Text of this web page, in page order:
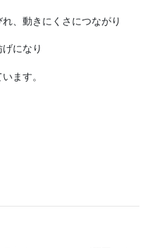
、動きにくさにつながり
になり
ます。